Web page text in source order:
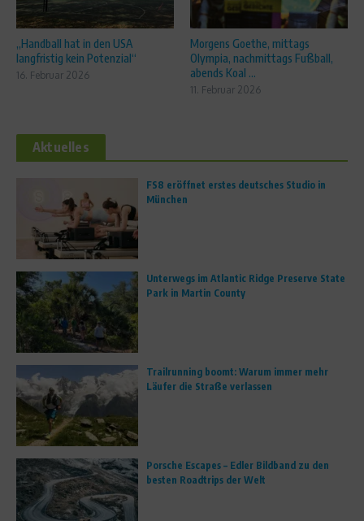
„Handball hat in den USA
langfristig kein Potenzial“
16. Februar 2026
Morgens Goethe, mittags
Olympia, nachmittags Fußball,
abends Koal ...
11. Februar 2026
Aktuelles
FS8 eröffnet erstes deutsches Studio in
München
Unterwegs im Atlantic Ridge Preserve State
Park in Martin County
Trailrunning boomt: Warum immer mehr
Läufer die Straße verlassen
Porsche Escapes – Edler Bildband zu den
besten Roadtrips der Welt